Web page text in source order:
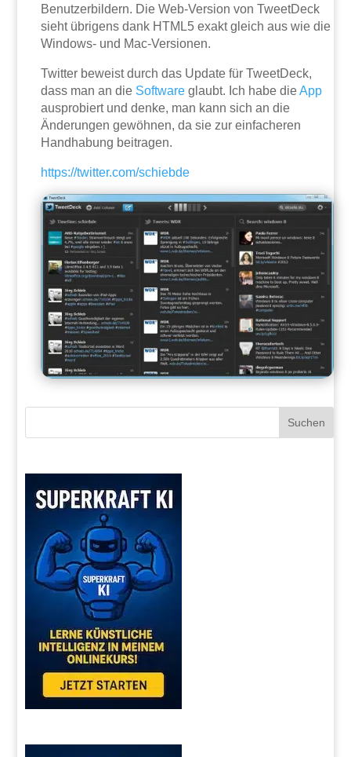
Benutzerbildern. Die Web-Version von TweetDeck
sieht übrigens dank HTML5 exakt gleich aus wie die
Windows- und Mac-Versionen.
Twitter beweist durch das Update für TweetDeck,
dass man an die Software glaubt. Ich habe dieApp
ausprobiert und denke, man kann sich an die
Änderungen gewöhnen, da sie zur einfacheren
Handhabung beitragen.
https://twitter.com/schiebde